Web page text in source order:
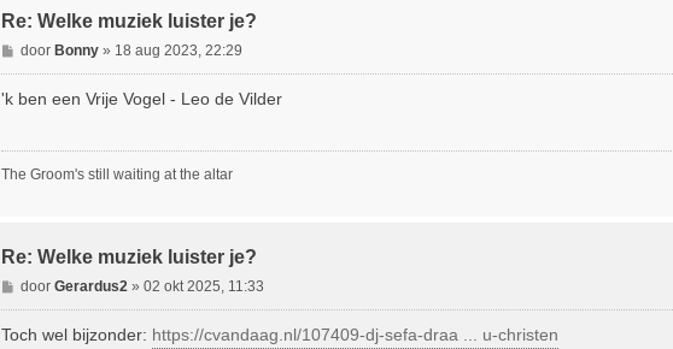
Re: Welke muziek luister je?
B
e
r
h
t
door Bonny» 18 aug 2023, 22:29
'k ben een Vrije Vogel - Leo de Vilder
The Groom's still waiting at the altar
Re: Welke muziek luister je?
B
e
door Gerardus2 » 02 okt 2025, 11:33
Toch wel bijzonder: https://cvandaag.nl/107409-dj-sefa-draa ... u-christen